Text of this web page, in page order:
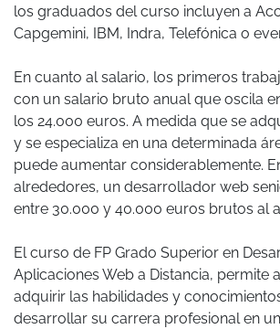
los graduados del curso incluyen a
Capgemini, IBM, Indra, Telefónica o
En cuanto al salario, los primeros
con un salario bruto anual que oscila
los 24.000 euros. A medida que se
y se especializa en una determinada
puede aumentar considerablemente.
alrededores, un desarrollador web
entre 30.000 y 40.000 euros brutos al
El curso de FP Grado Superior en
Aplicaciones Web a Distancia, permite
adquirir las habilidades y
desarrollar su carrera profesional en